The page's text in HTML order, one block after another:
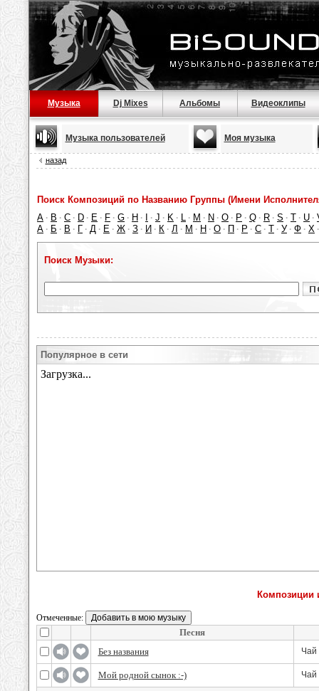
Музыка Dj Mixes Альбомы Видеоклипы
Музыка пользователей Моя музыка
назад
Поиск Композиций по Названию Группы (Имени
A · B · C · D · E · F · G · H · · J · K · L · M · N · O · P · Q · R · S · T · U ·
А · Б · В · Г · Д · Е · Ж · З · И · К · Л · М · Н · О · П · Р · С · Т · У · Ф · Х
Поиск Музыки:
Популярное в сети
Композиции
Отмеченные:
Песня
Без названия
Чай
Мой родной сынок :-) Чай